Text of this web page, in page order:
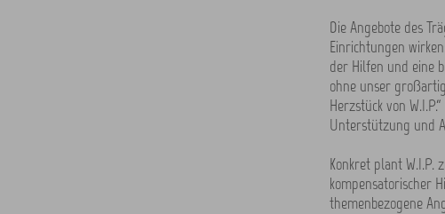
Die Angebote des
Einrichtungen
der Hilfen und eine
ohne unser
Herzstück von
Unterstützung und
Konkret plant W.I.P.
kompensatorischer
themenbezogene